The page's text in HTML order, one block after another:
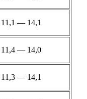
11,1 — 14,1
11,4 — 14,0
11,3 — 14,1